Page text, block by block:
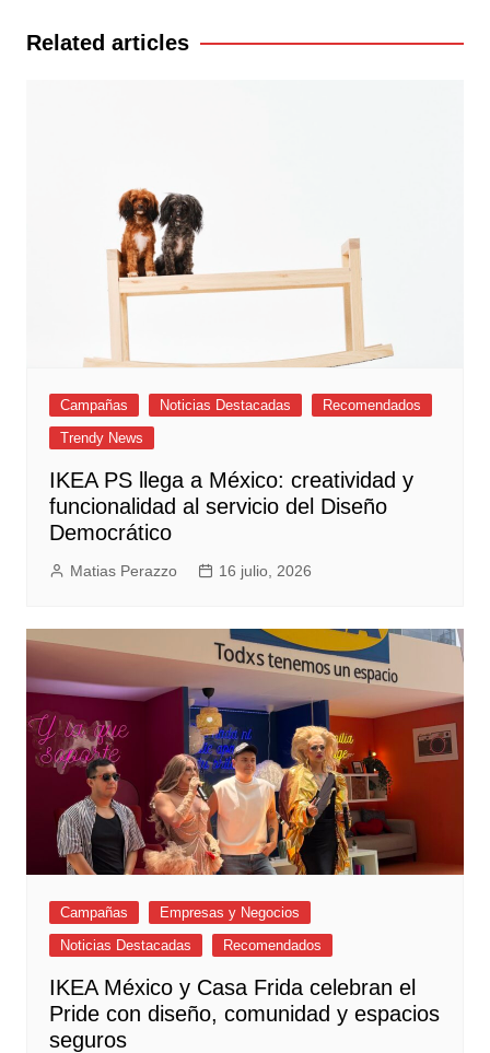
entradas
Related articles
Campañas Noticias Destacadas
Recomendados
Trendy News
IKEA PS llega a México: creatividad y
funcionalidad al servicio del Diseño
Democrático
Matias Perazzo 16 julio, 2026
Campañas
Empresas y Negocios
Noticias Destacadas
Recomendados
IKEA México y Casa Frida celebran el
Pride con diseño, comunidad y espacios
seguros